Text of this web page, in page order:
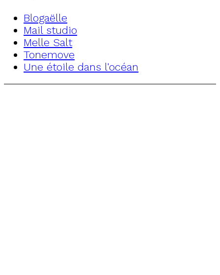
Blogaëlle
Mail studio
Melle Salt
Tonemove
Une étoile dans l'océan